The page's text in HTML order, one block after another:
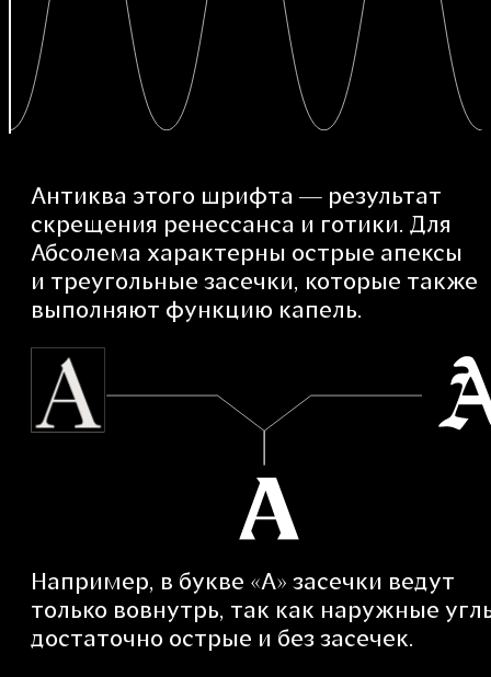
Антиква этого шрифта — результат
скрещения ренессанса и готики. Для
Абсолема характерны острые апексы
и треугольные засечки, которые также
выполняют функцию капель.
Например, в букве «А» засечки ведут
только вовнутрь, так как наружные
достаточно острые и без засечек.